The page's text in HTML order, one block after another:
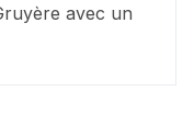
avec un